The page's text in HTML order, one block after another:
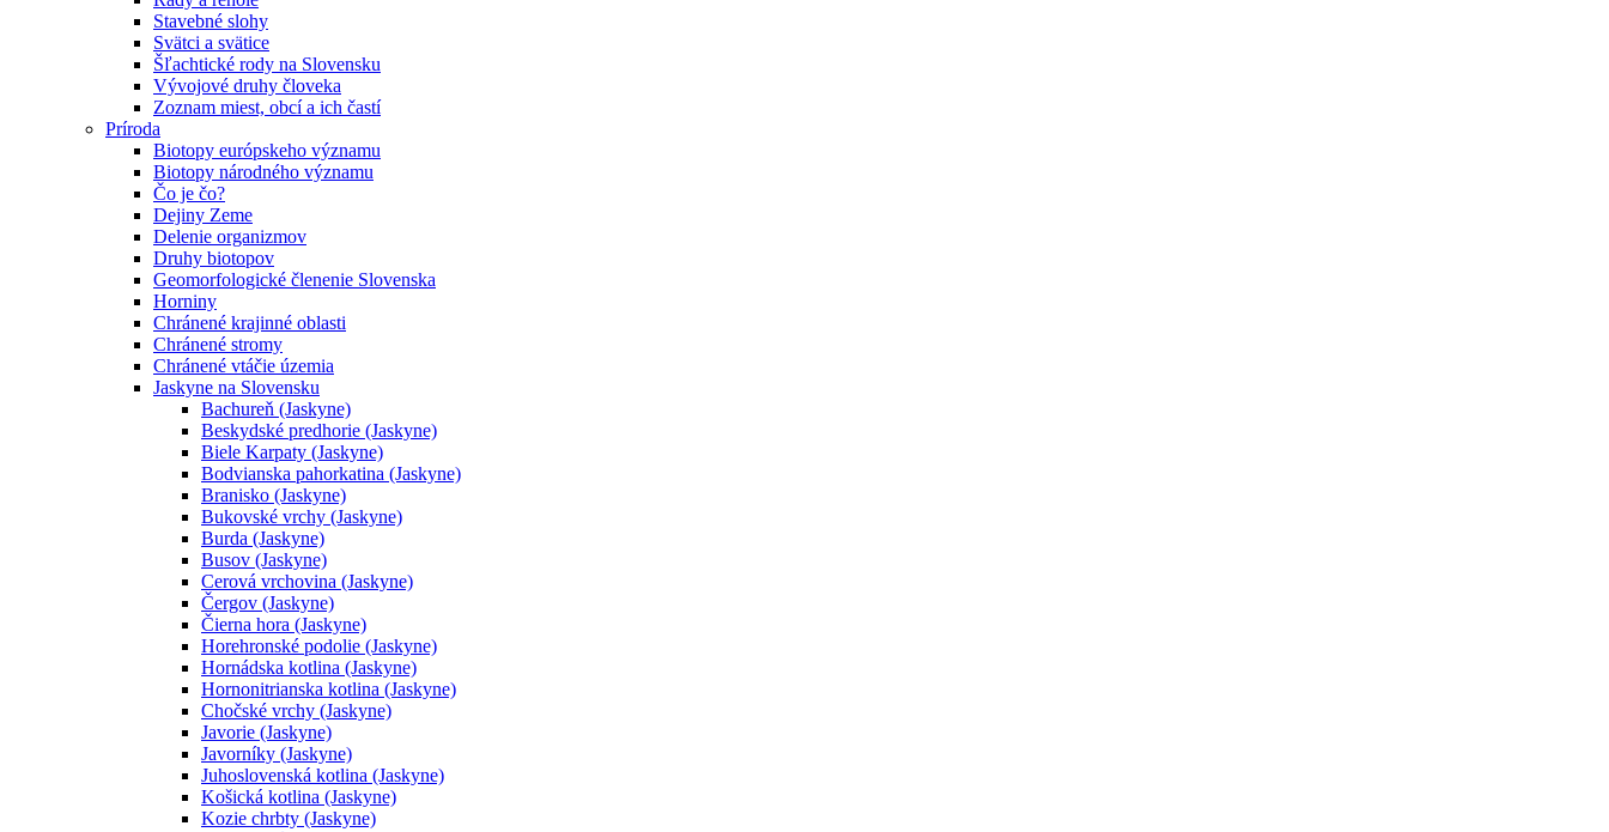
Stavebné slohy
Svätci a svätice
Šľachtické rody na Slovensku
Vývojové druhy človeka
Zoznam miest, obcí a ich častí
Príroda
Biotopy európskeho významu
Biotopy národného významu
Čo je čo?
Dejiny Zeme
Delenie organizmov
Druhy biotopov
Geomorfologické členenie Slovenska
Horniny
Chránené krajinné oblasti
Chránené stromy
Chránené vtáčie územia
Jaskyne na Slovensku
Bachureň (Jaskyne)
Beskydské predhorie (Jaskyne)
Biele Karpaty (Jaskyne)
Bodvianska pahorkatina (Jaskyne)
Branisko (Jaskyne)
Bukovské vrchy (Jaskyne)
Burda (Jaskyne)
Busov (Jaskyne)
Cerová vrchovina (Jaskyne)
Čergov (Jaskyne)
Čierna hora (Jaskyne)
Horehronské podolie (Jaskyne)
Hornádska kotlina (Jaskyne)
Hornonitrianska kotlina (Jaskyne)
Chočské vrchy (Jaskyne)
Javorie (Jaskyne)
Javorníky (Jaskyne)
Juhoslovenská kotlina (Jaskyne)
Košická kotlina (Jaskyne)
Kozie chrbty (Jaskyne)